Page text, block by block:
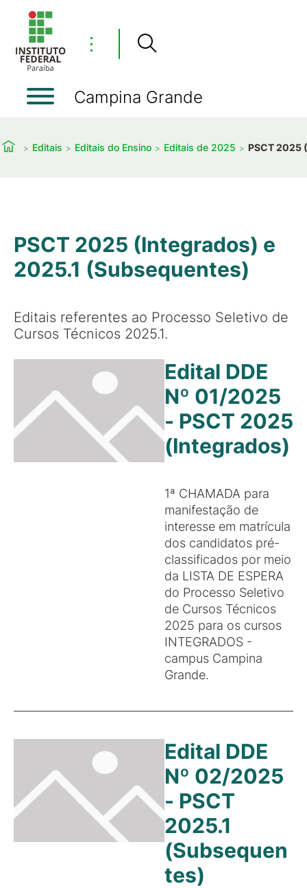
⋮
Campina Grande
Editais Editais do Ensino Editais de 2025 PSCT 2025
PSCT 2025 (Integrados) e
2025.1 (Subsequentes)
Editais referentes ao Processo Seletivo de
Cursos Técnicos 2025.1.
Edital DDE
Nº 01/2025
- PSCT 2025
(Integrados)
1ª CHAMADA para
manifestação de
interesse em matrícula
dos candidatos pré-
classificados por meio
da LISTA DE ESPERA
do Processo Seletivo
de Cursos Técnicos
2025 para os cursos
INTEGRADOS -
campus Campina
Grande.
Edital DDE
Nº 02/2025
- PSCT
2025.1
(Subsequen
tes)